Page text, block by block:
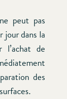
peut pas
jour dans la
de
des